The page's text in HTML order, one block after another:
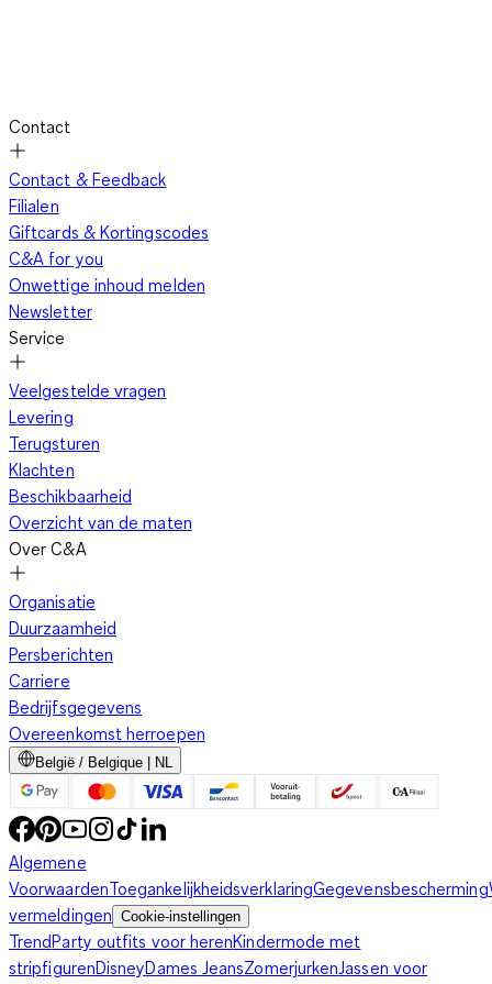
Contact
Contact & Feedback
Filialen
Giftcards & Kortingscodes
C&A for you
Onwettige inhoud melden
Newsletter
Service
Veelgestelde vragen
Levering
Terugsturen
Klachten
Beschikbaarheid
Overzicht van de maten
Over C&A
Organisatie
Duurzaamheid
Persberichten
Carriere
Bedrijfsgegevens
Overeenkomst herroepen
België / Belgique | NL
Algemene
VoorwaardenToegankelijkheidsverklaringGegevensbescherming
vermeldingen Cookie-instellingen
TrendParty outfits voor herenKindermode met
stripfigurenDisneyDames JeansZomerjurkenJassen voor